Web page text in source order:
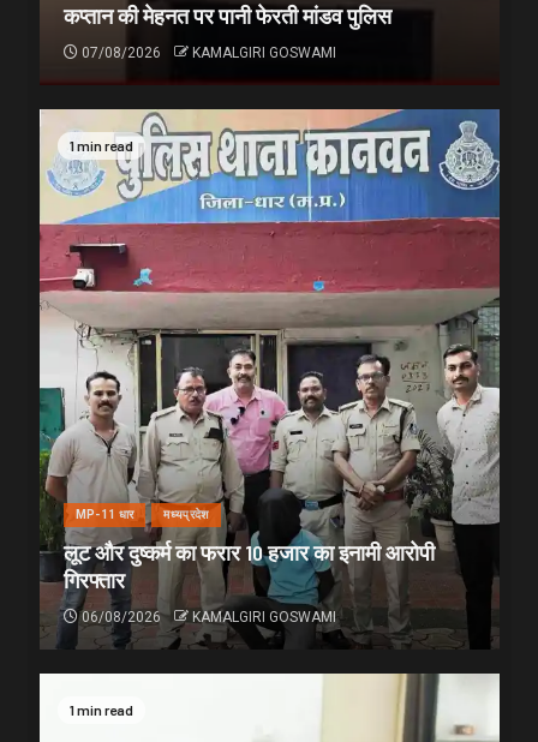
कप्तान की मेहनत पर पानी फेरती मांडव पुलिस
07/08/2026 KAMALGIRI GOSWAMI
1 min read
MP-11 धार मध्यप्रदेश
लूट और दुष्कर्म का फरार 10 हजार का इनामी आरोपी
गिरफ्तार
06/08/2026 KAMALGIRI GOSWAMI
1 min read